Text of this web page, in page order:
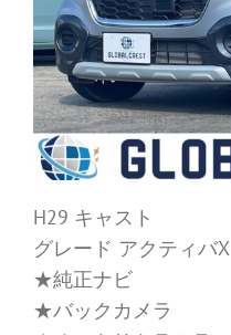
H29 キャスト
グレード アクティバX
★純正ナビ
★バックカメラ